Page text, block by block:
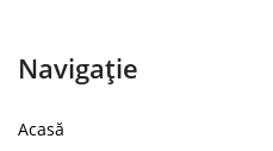
Navigație
Acasă